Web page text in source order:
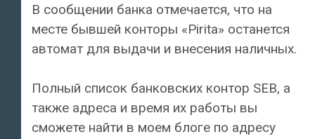
В сообщении банка отмечается, что на
месте бывшей конторы «Pirita» останется
автомат для выдачи и внесения наличных.
Полный список банковских контор SEB, а
также адреса и время их работы вы
сможете найти в моем блоге по адресу